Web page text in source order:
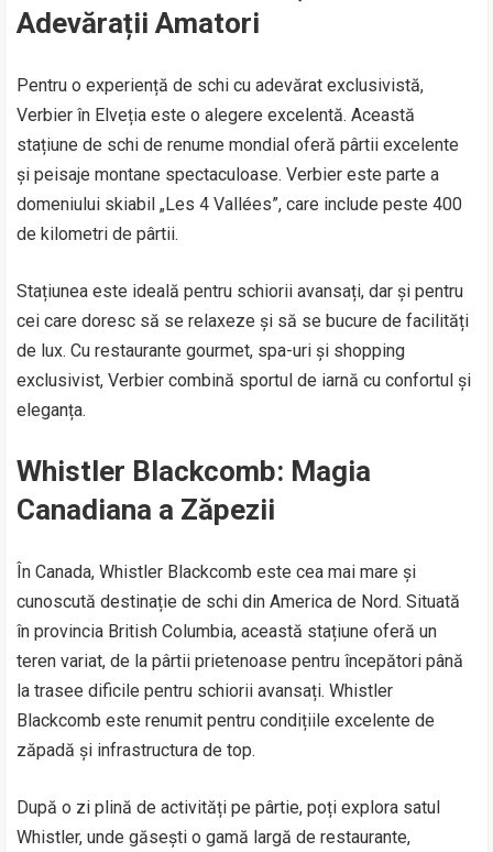
Adevărații Amatori
Pentru o experiență de schi cu adevărat exclusivistă,
Verbier în Elveția este o alegere excelentă. Această
stațiune de schi de renume mondial oferă pârtii excelente
și peisaje montane spectaculoase. Verbier este parte a
domeniului skiabil „Les 4 Vallées”, care include peste 400
de kilometri de pârtii.
Stațiunea este ideală pentru schiorii avansați, dar și pentru
cei care doresc să se relaxeze și să se bucure de facilități
de lux. Cu restaurante gourmet, spa-uri și shopping
exclusivist, Verbier combină sportul de iarnă cu confortul și
eleganța.
Whistler Blackcomb: Magia
Canadiana a Zăpezii
În Canada, Whistler Blackcomb este cea mai mare și
cunoscută destinație de schi din America de Nord. Situată
în provincia British Columbia, această stațiune oferă un
teren variat, de la pârtii prietenoase pentru începători până
la trasee dificile pentru schiorii avansați. Whistler
Blackcomb este renumit pentru condițiile excelente de
zăpadă și infrastructura de top.
După o zi plină de activități pe pârtie, poți explora satul
Whistler, unde găsești o gamă largă de restaurante,